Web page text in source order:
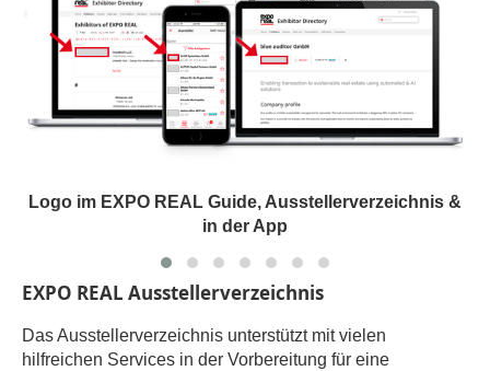
Logo im EXPO REAL Guide, Ausstellerverzeichnis &
in der App
EXPO REAL Ausstellerverzeichnis
Das Ausstellerverzeichnis unterstützt mit vielen
hilfreichen Services in der Vorbereitung für eine